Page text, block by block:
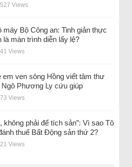
Views
máy Bộ Công an: Tinh giản thực
là màn trình diễn lấy lệ?
Views
em ven sông Hồng viết tâm thư
Ngô Phương Ly cứu giúp
Views
không phải để tích sản”: Vì sao Tô
thuế Bất Động sản thứ 2?
Views